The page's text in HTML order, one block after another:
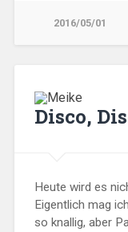
2016/05/01
Disco,
Heute wird es
Eigentlich mag
so knallig, aber